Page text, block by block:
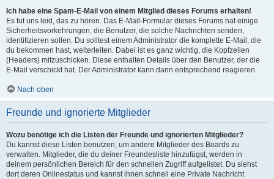
Ich habe eine Spam-E-Mail von einem Mitglied dieses Forums erhalten!
Es tut uns leid, das zu hören. Das E-Mail-Formular dieses Forums hat einige
Sicherheitsvorkehrungen, die Benutzer, die solche Nachrichten senden,
identifizieren sollen. Du solltest einem Administrator die komplette E-Mail, die
du bekommen hast, weiterleiten. Dabei ist es ganz wichtig, die Kopfzeilen
(Headers) mitzuschicken. Diese enthalten Details über den Benutzer, der die
E-Mail verschickt hat. Der Administrator kann dann entsprechend reagieren.
Nach oben
Freunde und ignorierte Mitglieder
Wozu benötige ich die Listen der Freunde und ignorierten Mitglieder?
Du kannst diese Listen benutzen, um andere Mitglieder des Boards zu
verwalten. Mitglieder, die du deiner Freundesliste hinzufügst, werden in
deinem persönlichen Bereich für den schnellen Zugriff aufgelistet. Du siehst
dort deren Onlinestatus und kannst ihnen schnell eine Private Nachricht